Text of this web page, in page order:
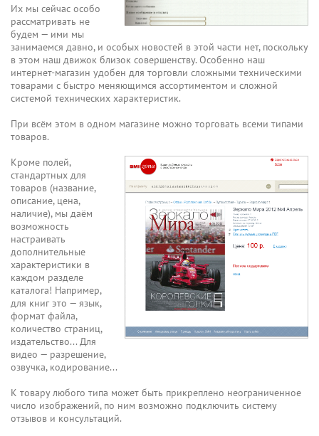
Их мы сейчас особо
рассматривать не
будем — ими мы
занимаемся давно, и особых новостей в этой части нет, поскольку
в этом наш движок близок совершенству. Особенно наш
интернет-магазин удобен для торговли сложными техническими
товарами с быстро меняющимся ассортиментом и сложной
системой технических характеристик.
При всём этом в одном магазине можно торговать всеми типами
товаров.
Кроме полей,
стандартных для
товаров (название,
описание, цена,
наличие), мы даём
возможность
настраивать
дополнительные
характеристики в
каждом разделе
каталога! Например,
для книг это — язык,
формат файла,
количество страниц,
издательство... Для
видео — разрешение,
озвучка, кодирование...
К товару любого типа может быть прикреплено неограниченное
число изображений, по ним возможно подключить систему
отзывов и консультаций.